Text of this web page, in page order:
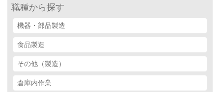
職種から探す
機器・部品製造
食品製造
その他（製造）
倉庫内作業